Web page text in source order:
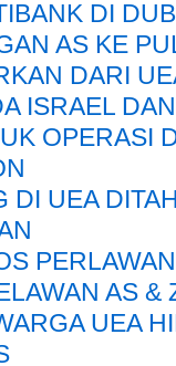
DI
AS KE
DARI
ISRAEL
OPERASI
DI UEA
AS &
UEA